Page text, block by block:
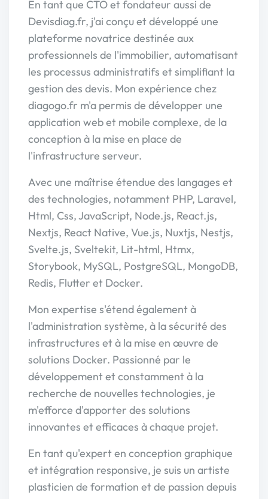
En tant que CTO et fondateur aussi de
Devisdiag.fr, j'ai conçu et développé une
plateforme novatrice destinée aux
professionnels de l'immobilier, automatisant
les processus administratifs et simplifiant la
gestion des devis. Mon expérience chez
diagogo.fr m'a permis de développer une
application web et mobile complexe, de la
conception à la mise en place de
l'infrastructure serveur.
Avec une maîtrise étendue des langages et
des technologies, notamment PHP, Laravel,
Html, Css, JavaScript, Node.js, React.js,
Nextjs, React Native, Vue.js, Nuxtjs, Nestjs,
Svelte.js, Sveltekit, Lit-html, Htmx,
Storybook, MySQL, PostgreSQL, MongoDB,
Redis, Flutter et Docker.
Mon expertise s'étend également à
l'administration système, à la sécurité des
infrastructures et à la mise en œuvre de
solutions Docker. Passionné par le
développement et constamment à la
recherche de nouvelles technologies, je
m'efforce d'apporter des solutions
innovantes et efficaces à chaque projet.
En tant qu'expert en conception graphique
et intégration responsive, je suis un artiste
plasticien de formation et de passion depuis